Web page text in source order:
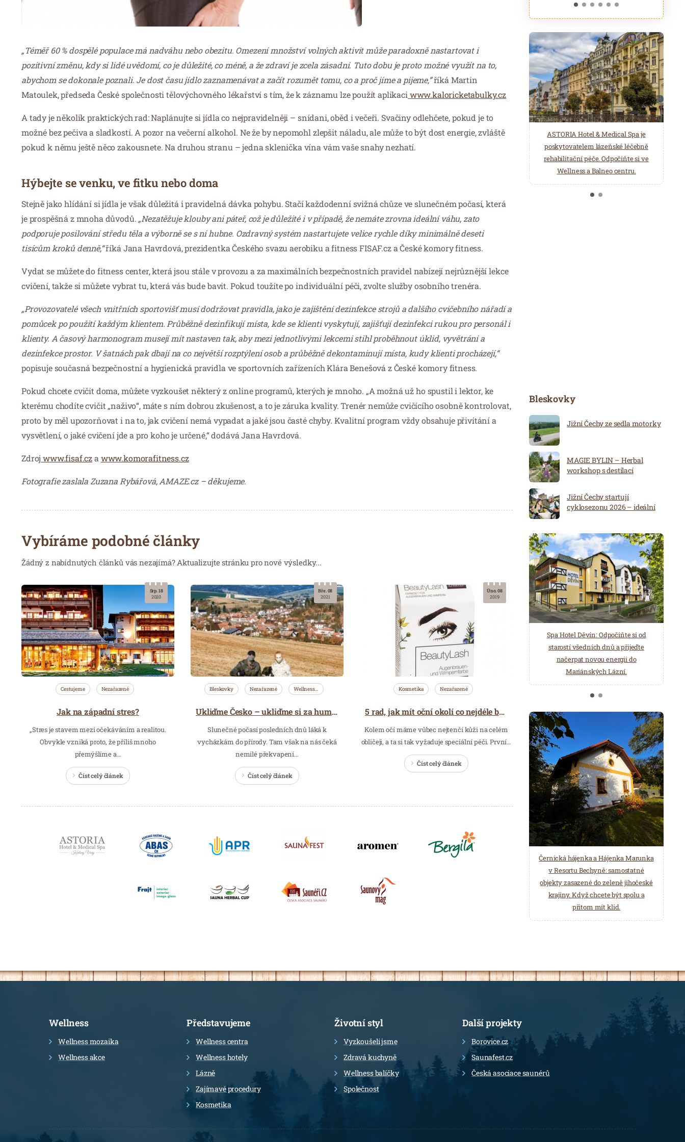
„Téměř 60 % dospělé populace má nadváhu nebo obezitu. Omezení množství volných aktivit může paradoxně nastartovat i
pozitivní změnu, kdy si lidé uvědomí, co je důležité, co méně, a že zdraví je zcela zásadní. Tuto dobu je proto možné využít na to,
abychom se dokonale poznali. Je dost času jídlo zaznamenávat a začít rozumět tomu, co a proč jíme a pijeme,”říká Martin
Matoulek, předseda České společnosti tělovýchovného lékařství s tím, že k záznamu lze použít aplikaci www.kaloricketabulky.cz
A tady je několik praktických rad: Naplánujte si jídla co nejpravidelněji – snídani, oběd i večeři. Svačiny odlehčete, pokud je to
možné bez pečiva a sladkostí. A pozor na večerní alkohol. Ne že by nepomohl zlepšit náladu, ale může to být dost energie, zvláště
pokud k němu ještě něco zakousnete. Na druhou stranu – jedna sklenička vína vám vaše snahy nezhatí.
Hýbejte se venku, ve fitku nebo doma
Stejně jako hlídání si jídla je však důležitá i pravidelná dávka pohybu. Stačí každodenní svižná chůze ve slunečném počasí, která
je prospěšná z mnoha důvodů. „Nezatěžuje klouby ani páteř, což je důležité i v případě, že nemáte zrovna ideální váhu, zato
podporuje posilování středu těla a výborně se s ní hubne. Ozdravný systém nastartujete velice rychle díky minimálně deseti
tisícům kroků denně,“říká Jana Havrdová, prezidentka Českého svazu aerobiku a fitness FISAF.cz a České komory fitness.
Vydat se můžete do fitness center, která jsou stále v provozu a za maximálních bezpečnostních pravidel nabízejí nejrůznější lekce
cvičení, takže si můžete vybrat tu, která vás bude bavit. Pokud toužíte po individuální péči, zvolte služby osobního trenéra.
„Provozovatelé všech vnitřních sportovišť musí dodržovat pravidla, jako je zajištění dezinfekce strojů a dalšího cvičebního nářadí a
pomůcek po použití každým klientem. Průběžně dezinfikují místa, kde se klienti vyskytují, zajišťují dezinfekci rukou pro personál i
klienty. A časový harmonogram musejí mít nastaven tak, aby mezi jednotlivými lekcemi stihl proběhnout úklid, vyvětrání a
dezinfekce prostor. V šatnách pak dbají na co největší rozptýlení osob a průběžně dekontaminují místa, kudy klienti procházejí,“
popisuje současná bezpečnostní a hygienická pravidla ve sportovních zařízeních Klára Benešová z České komory fitness.
Pokud chcete cvičit doma, můžete vyzkoušet některý z online programů, kterých je mnoho. „A možná už ho spustil i lektor, ke
kterému chodíte cvičit „naživo“, máte s ním dobrou zkušenost, a to je záruka kvality. Trenér nemůže cvičícího osobně kontrolovat,
proto by měl upozorňovat i na to, jak cvičení nemá vypadat a jaké jsou časté chyby. Kvalitní program vždy obsahuje přivítání a
vysvětlení, o jaké cvičení jde a pro koho je určené,“ dodává Jana Havrdová.
Zdroj www.fisaf.cza www.komorafitness.cz
Fotografie zaslala Zuzana Rybářová, AMAZE.cz – děkujeme.
Vybíráme podobné články
Žádný z nabídnutých článků vás nezajímá? Aktualizujte stránku pro nové výsledky...
Cestujeme Nezařazené
Jak na západní stres?
„Stres je stavem mezi očekáváním a realitou.
Obvykle vzniká proto, že příliš mnoho
přemýšlíme a…
Číst celý článek
Srp. 18
2020
Bleskovky Nezařazené Wellness…
Ukliďme Česko – ukliďme si za humny!
Slunečné počasí posledních dnů láká k
vycházkám do přírody. Tam však na nás čeká
nemilé překvapení…
Číst celý článek
Bře. 08
2021
Kosmetika Nezařazené
5 rad, jak mít oční okolí co nejdéle bez vrásek
Kolem očí máme vůbec nejtenčí kůži na celém
obličeji, a ta si tak vyžaduje speciální péči. První…
Číst celý článek
Úno. 08
2019
ASTORIA Hotel & Medical Spa je
poskytovatelem lázeňské léčebně
rehabilitační péče. Odpočiňte si ve
Wellness a Balneo centru.
Belgická značka Aromen nabízí
přírodní produkty pro wellness a
saunová centra. Éterické oleje,
hydroláty, esence pro parní lázně…
Bleskovky
Jižní Čechy ze sedla motorky
MAGIE BYLIN – Herbal
workshop s destilací
Jižní Čechy startují
cyklosezonu 2026 – ideální
Spa Hotel Děvín: Odpočiňte si od
starostí všedních dnů a přijeďte
načerpat novou energii do
Mariánských Lázní.
Saunový ráj Holice: Odpočinek a
relaxace v oáze klidu a pohody.
Několik druhů saun a různé možnosti
ochlazení.
Černická hájenka a Hájenka Marunka
v Resortu Bechyně: samostatné
objekty zasazené do zeleně jihočeské
krajiny. Když chcete být spolu a
přitom mít klid.
Informace
Wellness
Wellness mozaika
Wellness akce
Představujeme
Wellness centra
Wellness hotely
Lázně
Zajímavé procedury
Kosmetika
Životní styl
Vyzkoušeli jsme
Zdravá kuchyně
Wellness balíčky
Společnost
Další projekty
Borovice.cz
Saunafest.cz
Česká asociace saunérů